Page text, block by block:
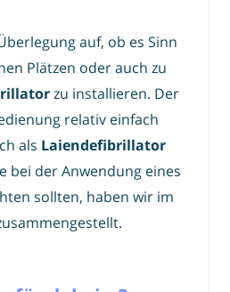
auf, ob es Sinn
Plätzen oder auch zu
zu installieren. Der
relativ einfach
als Laiendefibrillator
bei der Anwendung eines
sollten, haben wir im